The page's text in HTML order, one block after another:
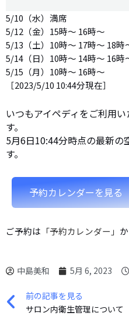
5/10（水）満席
5/12（金）15時〜 16時〜
5/13（土）10時〜 17時〜 18時
5/14（日）10時〜 14時〜 16時
5/15（月）10時〜 16時〜
［2023/5/10 10:44分現在］
いつもアイペディをご利用
す。
5月6日10:44分時点の最新の
す。
予約カレンダーを見る
ご予約は 「予約カレンダー」
中島美和 5月 6, 2023
Prev
前の記事を見る
サロン内衛生管理について